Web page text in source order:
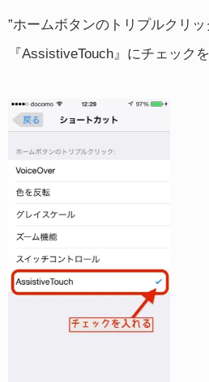
”ホームボタンのトリプルクリッ
『AssistiveTouch』にチェック